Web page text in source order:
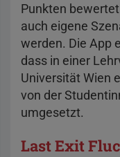
Punkten
auch eigene
werden. Die App
dass in einer
Universität Wien
von der
umgesetzt.
Last Exit